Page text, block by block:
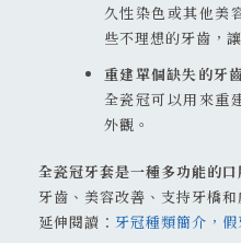
久性染色或其他美
些不理想的牙齒，
重建單個缺失的牙
全瓷冠可以用來重
外觀。
全瓷冠牙套是一種多功能的
牙齒、美容改善、支持牙橋和
延伸閱讀： 牙冠種類簡介，